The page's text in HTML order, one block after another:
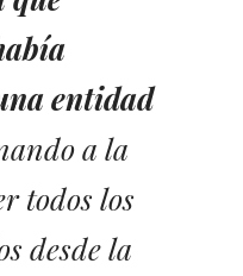
entidad
a la
todos los
desde la